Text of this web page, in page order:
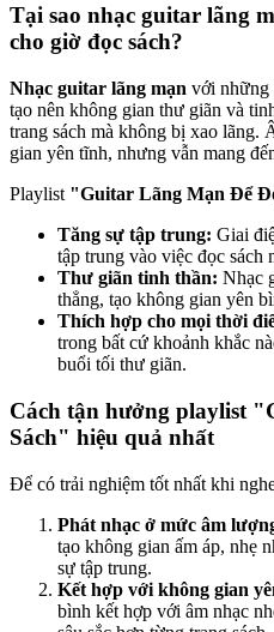
Tại sao nhạc guitar lãng
cho giờ đọc sách?
Nhạc guitar lãng mạn với những
tạo nên không gian thư giãn và
trang sách mà không bị xao
gian yên tĩnh, nhưng vẫn mang
Playlist "Guitar Lãng Mạn Để
Tăng sự tập trung: Giai
tập trung vào việc đọc sách
Thư giãn tinh thần: Nhạc
thẳng, tạo không gian yên
Thích hợp cho mọi thời
trong bất cứ khoảnh khắc
buổi tối thư giãn.
Cách tận hưởng playlist
Sách" hiệu quả nhất
Để có trải nghiệm tốt nhất khi
Phát nhạc ở mức âm
tạo không gian ấm áp, nhẹ
sự tập trung.
Kết hợp với không gian
bình kết hợp với âm nhạc